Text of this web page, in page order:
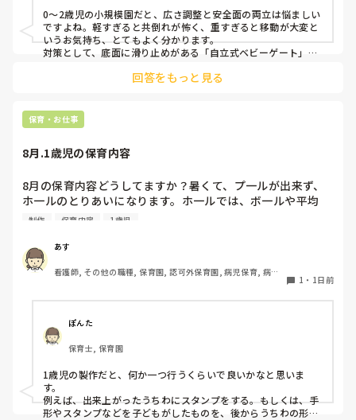
0〜2歳児の小規模園だと、広さ調整と安全面の両立は悩ましい
ですよね。軽すぎると共倒れが怖く、重すぎると移動が大変と
いうお気持ち、とてもよく分かります。
対策として、底面に滑り止めがある「自立式ベビーゲート」な
た、ストッパー付きキャスターをつけたロー棚を仕切りにすれ
り、脚元に水入りペットボトルなどの重りを付けて補強してみ
てくださいね。安全で使いやすい方法が見つかるよう応援して
回答をもっと見る
保育・お仕事
8月.1歳児の保育内容
8月の保育内容どうしてますか？暑くて、プ一ルが出来ず、
ホ一ルのとりあいになります。ホ一ルでは、ボ一ルや平均
台、風船で遊んでいます。製作で、うちわや望遠鏡や風鈴🎐
クラスです、玩具で遊ばせながら、何人かずつよんで、やっ
ています。何か、いいアイデアや、工夫など、何でもいいの
で、教えて下さい。
制作 保育内容 1歳児
あす
看護師, その他の職種, 保育園, 認可外保育園, 病児保育, 病院
1 ・ 1日前
ぽんた
保育士, 保育園
1歳児の製作だと、何か一つ行うくらいで良いかなと思いま
す。
例えば、出来上がったうちわにスタンプをする。もしくは、手
形やスタンプなどを子どもがしたものを、後からうちわの形に